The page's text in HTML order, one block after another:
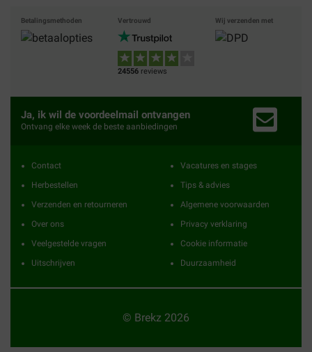
Betalingsmethoden Vertrouwd
24556 reviews
Wij verzenden met
Ja, ik wil de voordeelmail ontvangen
Ontvang elke week de beste aanbiedingen
Contact
Herbestellen
Verzenden en retourneren
Over ons
Veelgestelde vragen
Uitschrijven
Vacatures en stages
Tips & advies
Algemene voorwaarden
Privacy verklaring
Cookie informatie
Duurzaamheid
© Brekz 2026